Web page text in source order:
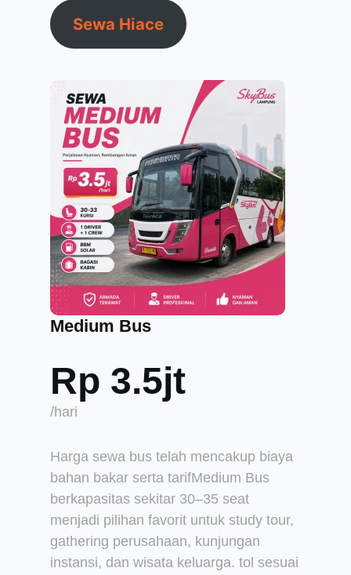
Sewa Hiace
Medium Bus
Rp 3.5jt
/hari
Harga sewa bus telah mencakup biaya
bahan bakar serta tarifMedium Bus
berkapasitas sekitar 30–35 seat
menjadi pilihan favorit untuk study tour,
gathering perusahaan, kunjungan
instansi, dan wisata keluarga. tol sesuai